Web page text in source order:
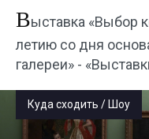
Выставка «Выбор
летию со дня
галереи» -
Куда сходить / Шоу